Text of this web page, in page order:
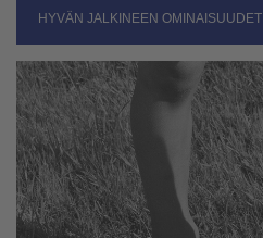
HYVÄN JALKINEEN OMINAISUUDET